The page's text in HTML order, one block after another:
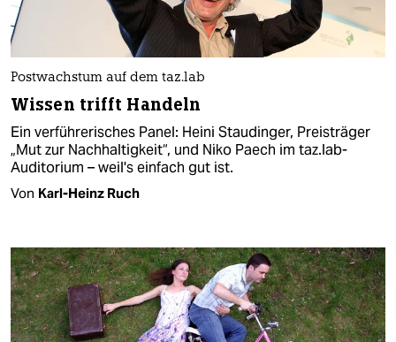
Postwachstum auf dem taz.lab
Wissen trifft Handeln
Ein verführerisches Panel: Heini Staudinger, Preisträger
„Mut zur Nachhaltigkeit“, und Niko Paech im taz.lab-
Auditorium – weil's einfach gut ist.
Von Karl-Heinz Ruch